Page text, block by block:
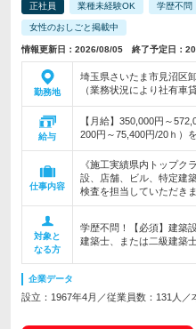
正社員 業種未経験OK 学歴不問
女性のおしごと掲載中
情報更新日：2026/08/05 終了予定日：
勤務地
埼玉県さいたま市見沼区
（業務状況により社有車
給与
【月給】350,000円～
200円～75,400円/20ｈ）
仕事内容
《施工実績県内トップク
設、店舗、ビル、特定建
検査を担当していただきま
対象と
なる方
学歴不問！【必須】建築
建築士、または二級建築
企業データ
設立：1967年4月／従業員数：131人／